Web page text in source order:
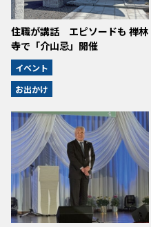
住職が講話 エピソードも 禅林
寺で「介山忌」開催
イベント
お出かけ